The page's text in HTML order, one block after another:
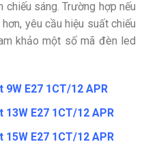
sáng. Trường hợp nếu
yêu cầu hiệu suất chiếu
khảo một số mã đèn led
E27 1CT/12 APR
E27 1CT/12 APR
E27 1CT/12 APR